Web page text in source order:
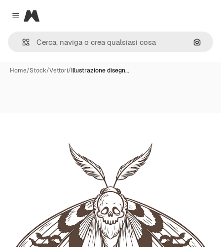
Close menu
Magnific
Cerca
Home/Stock/Vettori/Illustrazione disegn…